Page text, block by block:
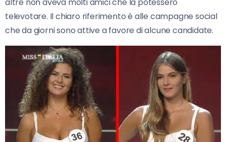
televotare. Il chiaro riferimento è alle campagne social
che da giorni sono attive a favore di alcune candidate.